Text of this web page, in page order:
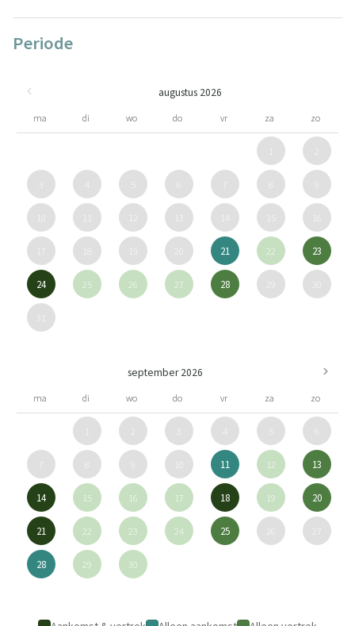
Periode
augustus 2026
ma di wo do vr za zo
21 22 23
24 25 26 27 28
september 2026
ma di wo do vr za zo
11 12 13
14 15 16 17 18 19 20
21 22 23 24 25
28 29 30